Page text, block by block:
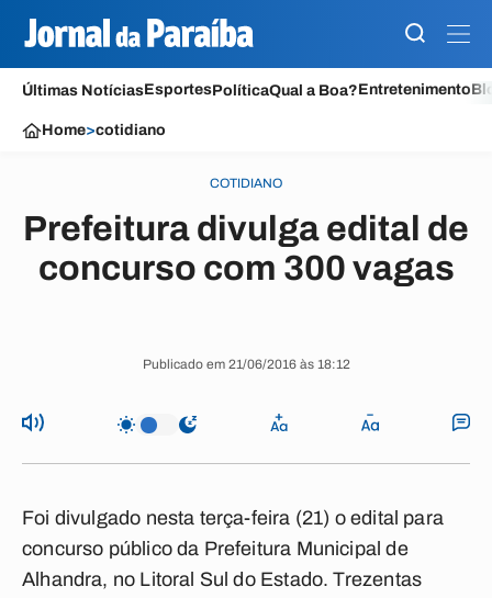
Últimas NotíciasEsportesPolíticaQual a Boa?Entretenimento
Home>cotidiano
COTIDIANO
Prefeitura divulga edital de
concurso com 300 vagas
Publicado em 21/06/2016 às 18:12
Foi divulgado nesta terça-feira (21) o edital para
concurso público da Prefeitura Municipal de
Alhandra, no Litoral Sul do Estado. Trezentas